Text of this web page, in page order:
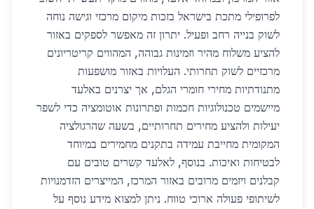
לפרופילי מתכת בישראל בזכות מיקום מרכזי וגישה נוחה
לשוק בנייה רחב ופעיל. יתרון זה מאפשר לספקים באזור
להציע משלוח מהיר וזמינות גבוהה, המהווים קריטריונים
מרכזיים לשוק תחרותי. העלויות באזור מושפעות
מתנודתיות מחירי חומרי הגלם, אך יצרנים באלעד
מיישמים טכנולוגיות חכמות ופתרונות אוטומציה כדי לשפר
יעילות ולהציע מחירים תחרותיים, בשעה שהרגולציה
המקומית מחייבת עמידה בתקנים מחמירים במיוחד
לבטיחות ואיכות. בנוסף, לאלעד קשרים טובים עם
קבלנים ויזמים מרובים באזור המרכז, המייצרים הזדמנויות
לשיתופי פעולה ארוכי טווח. ניתן למצוא מידע נוסף על